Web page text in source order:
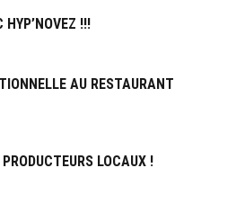
HYP’NOVEZ !!!
AU RESTAURANT
LOCAUX !